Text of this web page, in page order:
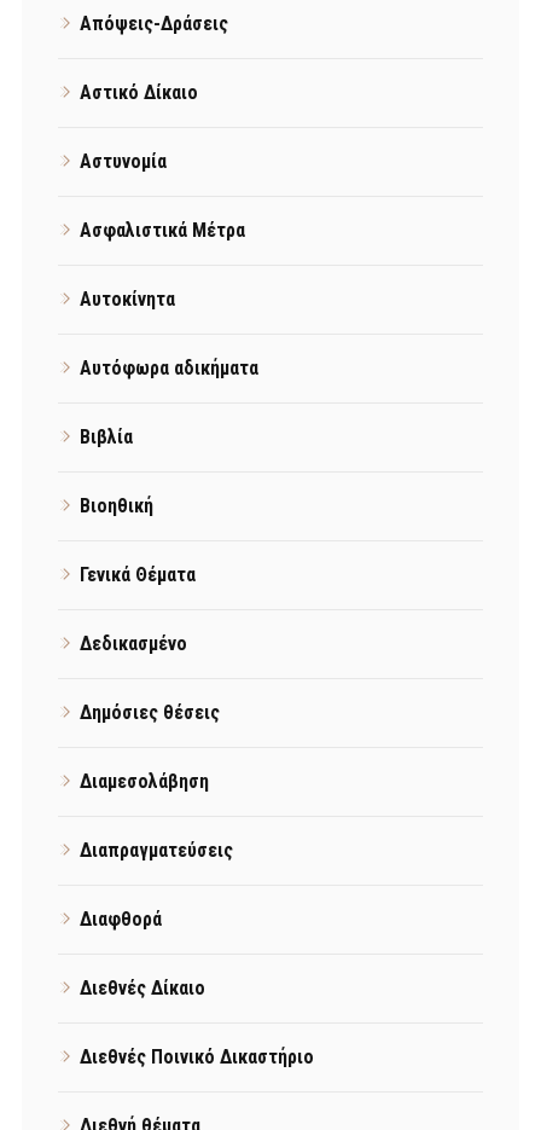
Απόψεις-Δράσεις
Αστικό Δίκαιο
Αστυνομία
Ασφαλιστικά Μέτρα
Αυτοκίνητα
Αυτόφωρα αδικήματα
Βιβλία
Βιοηθική
Γενικά Θέματα
Δεδικασμένο
Δημόσιες θέσεις
Διαμεσολάβηση
Διαπραγματεύσεις
Διαφθορά
Διεθνές Δίκαιο
Διεθνές Ποινικό Δικαστήριο